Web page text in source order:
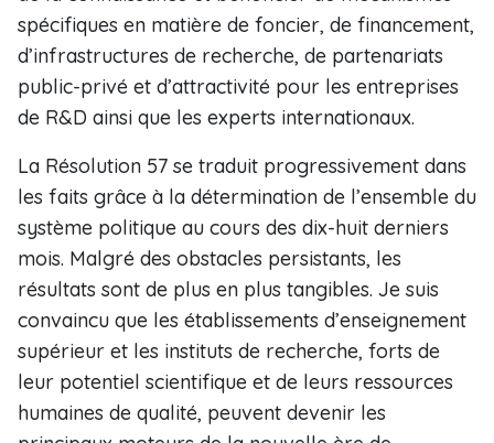
spécifiques en matière de foncier, de financement,
d’infrastructures de recherche, de partenariats
public-privé et d’attractivité pour les entreprises
de R&D ainsi que les experts internationaux.
La Résolution 57 se traduit progressivement dans
les faits grâce à la détermination de l’ensemble du
système politique au cours des dix-huit derniers
mois. Malgré des obstacles persistants, les
résultats sont de plus en plus tangibles. Je suis
convaincu que les établissements d’enseignement
supérieur et les instituts de recherche, forts de
leur potentiel scientifique et de leurs ressources
humaines de qualité, peuvent devenir les